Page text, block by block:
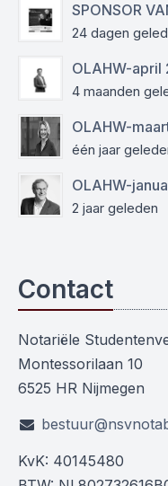
24 dagen
OLAHW-april
4 maanden
OLAHW-
één jaar
OLAHW-
2 jaar geleden
Contact
Notariële
Montessorilaan 10
6525 HR Nijmegen
KvK: 40145480